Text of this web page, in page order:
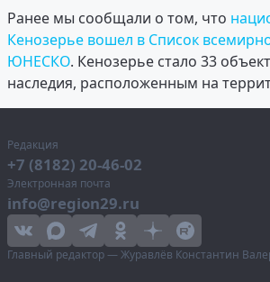
Ранее мы сообщали о том, что
Кенозерье вошел в Список
ЮНЕСКО. Кенозерье стало 33
наследия, расположенным на
Редакция
+7 (8182) 20-46-02
Электронная почта
info@region29.ru
Главный редактор — Журавлёв Константин